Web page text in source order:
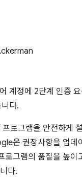
계정에 2단계 인증
다.
로그램을 안전하게
은 권장사항을 업데
그램의 품질을 높
다.